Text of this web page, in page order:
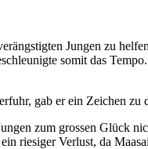
Jungen zu
somit das
gab er ein Zeichen
zum grossen Glück
riesiger Verlust, da